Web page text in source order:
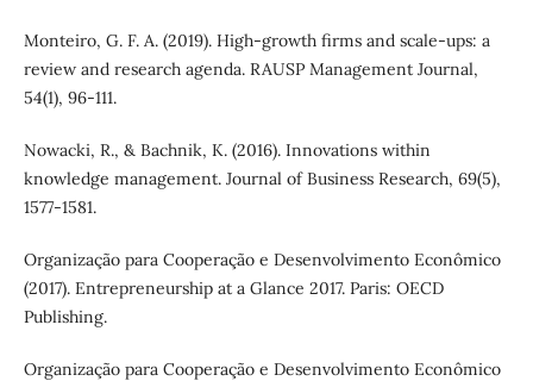
Monteiro, G. F. A. (2019). High-growth firms and scale-ups: a
review and research agenda. RAUSP Management Journal,
54(1), 96-111.
Nowacki, R., & Bachnik, K. (2016). Innovations within
knowledge management. Journal of Business Research, 69(5),
1577-1581.
Organização para Cooperação e Desenvolvimento Econômico
(2017). Entrepreneurship at a Glance 2017. Paris: OECD
Publishing.
Organização para Cooperação e Desenvolvimento Econômico